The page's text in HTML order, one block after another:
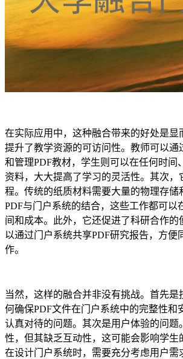
在实际应用中，这种融合带来的好处是显
提升了教学资源的可访问性。教师可以通
和管理PDF教材，学生则可以在任何时间
资料，大大提高了学习的灵活性。其次，
程。传统的纸质材料需要大量的物理存储
PDF与门户系统的结合，这些工作都可以
间和成本。此外，它还促进了科研合作的
以通过门户系统共享PDF研究报告，方便
作。
当然，这样的融合并非没有挑战。首先是
何确保PDF文件在门户系统中的完整性和
认真对待的问题。其次是用户体验的问题
性，但其缺乏互动性，这可能会影响学生
在设计门户系统时，需要充分考虑用户需